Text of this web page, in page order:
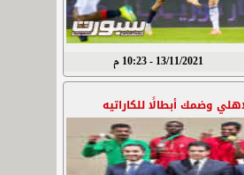
13/11/2021 - 10:23 م
وضمك أبطالًا للكاراتيه